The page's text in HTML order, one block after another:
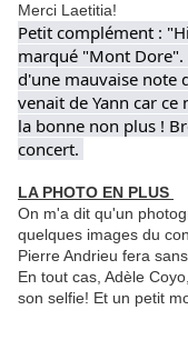
Merci Laetitia!
Petit complément :
marqué "Mont Dore".
d'une mauvaise note
venait de Yann car ce
la bonne non plus !
concert.
LA PHOTO EN PLUS
On m'a dit qu'un
quelques images du
Pierre Andrieu fera
En tout cas, Adèle
son selfie! Et un petit